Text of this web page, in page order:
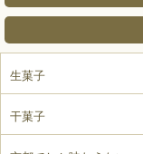
生菓子
干菓子